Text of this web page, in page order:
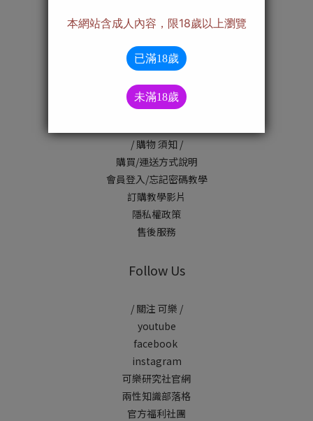
(六日及國定假日為休息時間)
訂購/客服專線：05-2270069
亦可使用目錄「聯絡我們」功能
私訊Facebook粉專小編
Notice
/ 購物 須知 /
購買/運送方式說明
會員登入/忘記密碼教學
訂購教學影片
隱私權政策
售後服務
Follow Us
/ 關注 可樂 /
youtube
facebook
instagram
可樂研究社官網
兩性知識部落格
官方福利社團